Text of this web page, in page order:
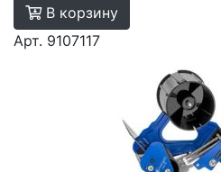
В корзину
Арт. 9107117